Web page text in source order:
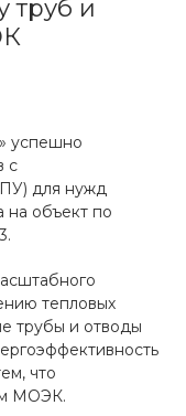
труб и
успешно
с
для нужд
объект по
тепловых
трубы и отводы
что
МОЭК.